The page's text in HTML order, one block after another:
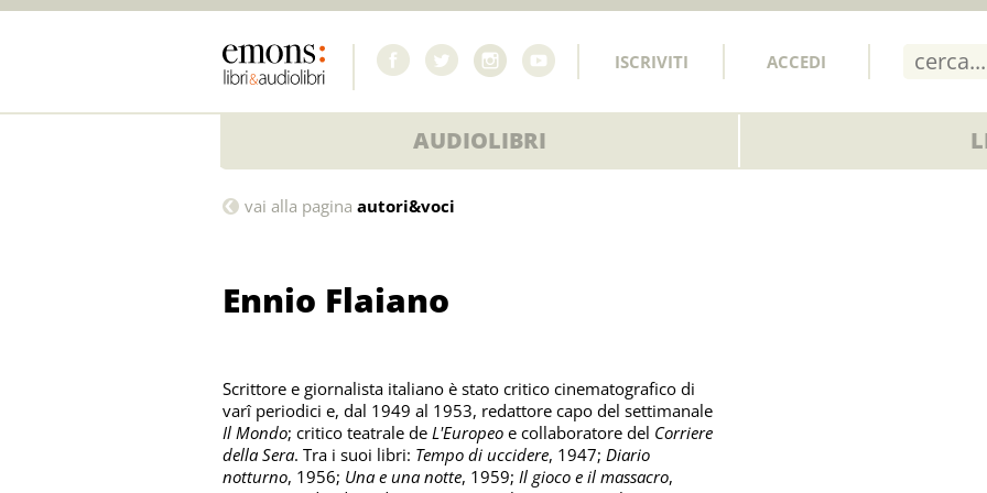
ISCRIVITI ACCEDI
AUDIOLIBRI
Ennio
vai alla pagina autori&voci
Ennio Flaiano
Scrittore e giornalista italiano è stato critico cinematografico di
varî periodici e, dal 1949 al 1953, redattore capo del settimanale
Il Mondo; critico teatrale de L'Europeo e collaboratore del Corriere
della Sera. Tra i suoi libri: Tempo di uccidere, 1947; Diario
notturno, 1956; Una e una notte, 1959; Il gioco e il massacro,